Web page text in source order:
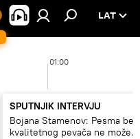
LAT
01:00
SPUTNJIK INTERVJU
Bojana Stamenov: Pesma bez
kvalitetnog pevača ne može